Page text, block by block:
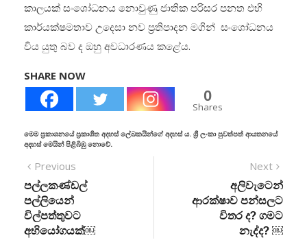
කාලයක් සංශෝධනය නොවුණු ජාතික පරිසර පනත එහි
කාර්යක්ෂමතාව උදෙසා නව ප්‍රතිපාදන මගින් සංශෝධනය
විය යුතු බව ද ඔහු අවධාරණය කළේය.
SHARE NOW
0
Shares
මෙම ප්‍රකාශනයේ ප්‍රකාශිත අදහස් ලේඛකයින්ගේ අදහස් ය. ශ්‍රී ලංකා පුවත්පත් ආයතනයේ
අදහස් මෙයින් පිළිබිඹු නොවේ.
Previous
පල්ලකණ්ඩල්
පල්ලියෙන්
විල්පත්තුවට
අභියෝගයක්￼
Next
අලිවැටෙන්
ආරක්ෂාව පන්සලට
විතර ද? ගමට
නැද්ද? ￼